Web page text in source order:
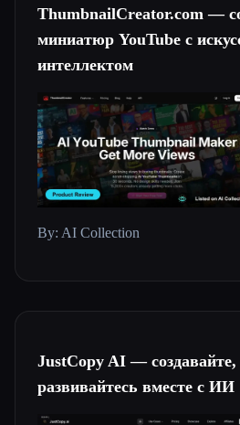
Все категории
О нас
Esc
ThumbnailCreator.com —
миниатюр YouTube с
интеллектом
By: AI Collection
JustCopy AI — создавайте,
развивайтесь вместе с ИИ